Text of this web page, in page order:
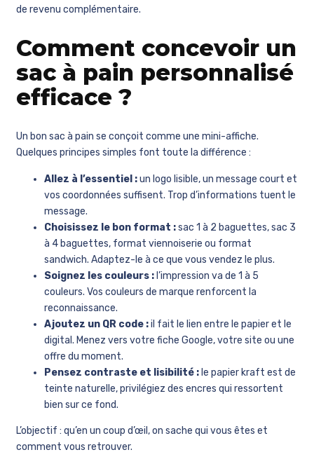
de revenu complémentaire.
Comment concevoir un
sac à pain personnalisé
efficace ?
Un bon sac à pain se conçoit comme une mini-affiche.
Quelques principes simples font toute la différence :
Allez à l’essentiel :un logo lisible, un message court et
vos coordonnées suffisent. Trop d’informations tuent le
message.
Choisissez le bon format :sac 1 à 2 baguettes, sac 3
à 4 baguettes, format viennoiserie ou format
sandwich. Adaptez-le à ce que vous vendez le plus.
Soignez les couleurs : l’impression va de 1 à 5
couleurs. Vos couleurs de marque renforcent la
reconnaissance.
Ajoutez un QR code :il fait le lien entre le papier et le
digital. Menez vers votre fiche Google, votre site ou une
offre du moment.
Pensez contraste et lisibilité : le papier kraft est de
teinte naturelle, privilégiez des encres qui ressortent
bien sur ce fond.
L’objectif : qu’en un coup d’œil, on sache qui vous êtes et
comment vous retrouver.